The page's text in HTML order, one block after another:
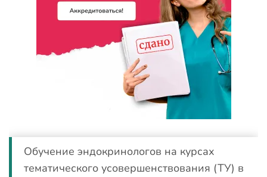
Обучение эндокринологов на курсах
тематического усовершенствования (ТУ) в